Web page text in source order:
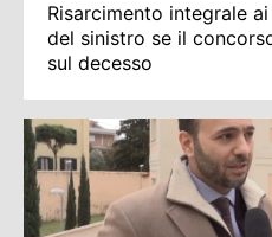
Risarcimento integrale
del sinistro se il
sul decesso